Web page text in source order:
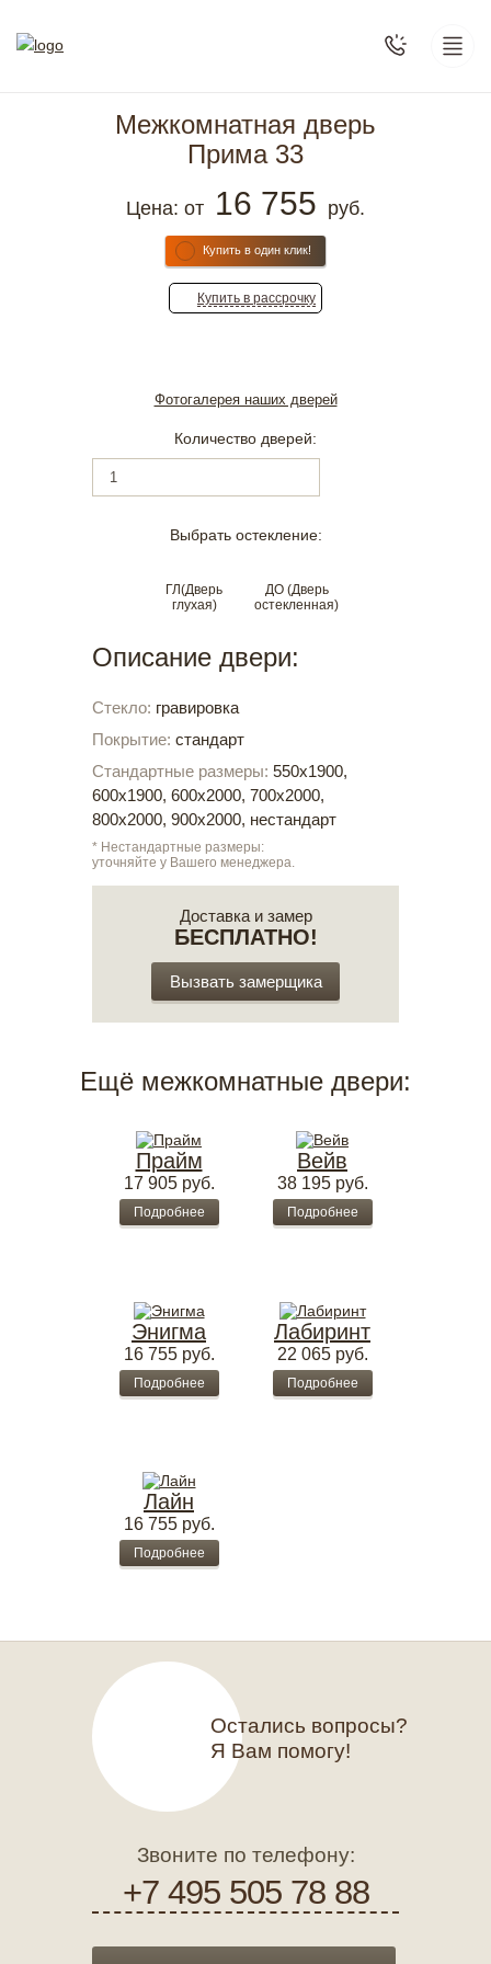
Межкомнатная дверь
Прима 33
Фотогалерея наших дверей
Цена: от 16 755 руб.
Купить в один клик!
Купить в рассрочку
Количество дверей:
Выбрать остекление:
ГЛ(Дверь
глухая)
ДО (Дверь
остекленная)
Описание двери:
Стекло: гравировка
Покрытие: стандарт
Стандартные размеры: 550х1900,
600х1900, 600х2000, 700х2000,
800х2000, 900х2000, нестандарт
* Нестандартные размеры:
уточняйте у Вашего менеджера.
Доставка и замер
БЕСПЛАТНО!
Вызвать замерщика
Ещё межкомнатные двери:
Прайм
17 905 руб.
Подробнее
Вейв
38 195 руб.
Подробнее
Энигма
16 755 руб.
Подробнее
Лабиринт
22 065 руб.
Подробнее
Лайн
16 755 руб.
Подробнее
Остались вопросы?
Я Вам помогу!
Звоните по телефону:
+7 495 505 78 88